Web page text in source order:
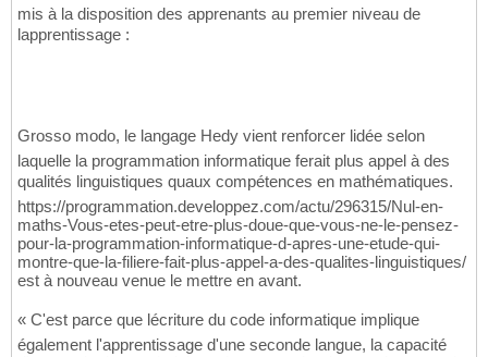
mis à la disposition des apprenants au premier niveau de
lapprentissage :
Grosso modo, le langage Hedy vient renforcer lidée selon
laquelle la programmation informatique ferait plus appel à des
qualités linguistiques quaux compétences en mathématiques.
https://programmation.developpez.com/actu/296315/Nul-en-
maths-Vous-etes-peut-etre-plus-doue-que-vous-ne-le-pensez-
pour-la-programmation-informatique-d-apres-une-etude-qui-
montre-que-la-filiere-fait-plus-appel-a-des-qualites-linguistiques/
est à nouveau venue le mettre en avant.
« C'est parce que lécriture du code informatique implique
également l'apprentissage d'une seconde langue, la capacité